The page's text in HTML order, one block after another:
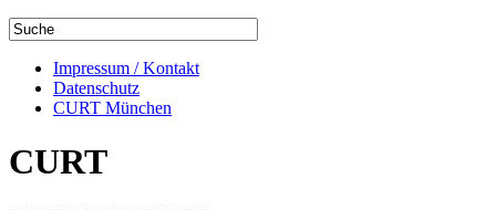
Impressum / Kontakt
Datenschutz
CURT München
CURT